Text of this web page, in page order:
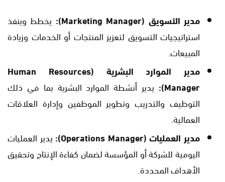
مدير التسويق (Marketing Manager):
يخطط وينفذ
استراتيجيات التسويق لتعزيز المنتجات أو الخدمات وزيادة
المبيعات.
مدير الموارد البشرية (Human Resources
Manager):
يدير أنشطة الموارد البشرية بما في ذلك
التوظيف والتدريب وتطوير الموظفين وإدارة العلاقات
العمالية.
مدير العمليات (Operations Manager):
يدير العمليات
اليومية للشركة أو المؤسسة لضمان كفاءة الإنتاج وتحقيق
الأهداف المحددة.